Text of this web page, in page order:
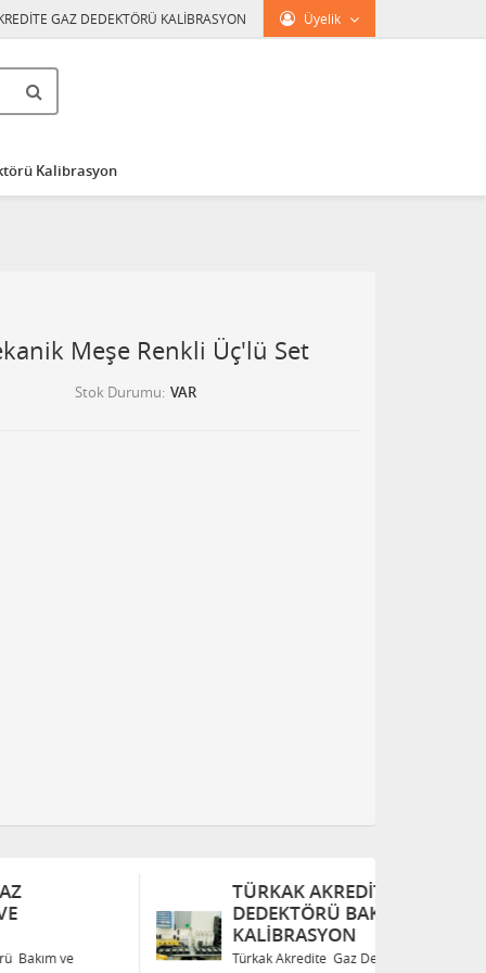
Üyelik
GAZ DEDEKTÖRÜ KALİBRASYON
Kalibrasyon
Meşe Renkli Üç'lü Set
Stok Durumu VAR
TÜRKAK AKREDITE GAZ
DEDEKTÖRÜ BAKIM VE
KALIBRASYON
Türkak Akredite Gaz Dedektörü Bakım ve